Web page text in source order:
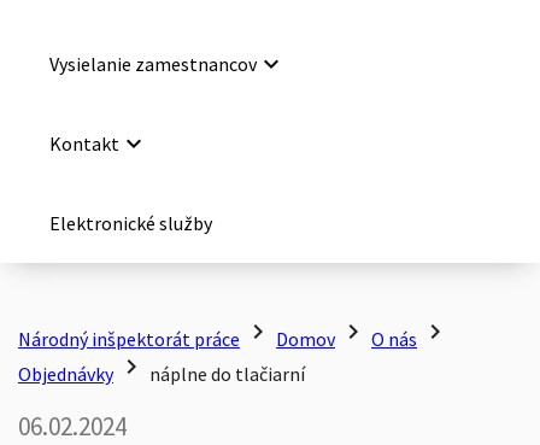
Vysielanie zamestnancovkeyboard_arrow_down
Kontakt keyboard_arrow_down
Elektronické služby
Národný inšpektorát práce chevron_right Domov chevron_right O nás chevron_right
Objednávky chevron_right náplne do tlačiarní
06.02.2024